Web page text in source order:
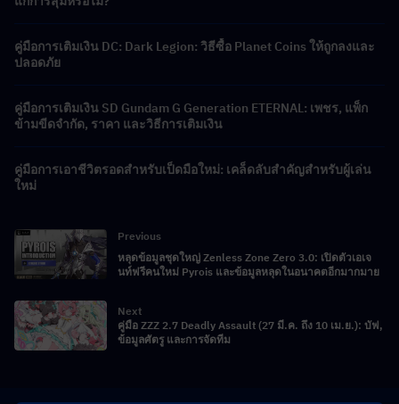
คู่มือการเติมเงิน DC: Dark Legion: วิธีซื้อ Planet Coins ให้ถูกลงและ
ปลอดภัย
คู่มือการเติมเงิน SD Gundam G Generation ETERNAL: เพชร, แพ็ก
ข้ามขีดจำกัด, ราคา และวิธีการเติมเงิน
คู่มือการเอาชีวิตรอดสำหรับเป็ดมือใหม่: เคล็ดลับสำคัญสำหรับผู้เล่น
ใหม่
Previous
หลุดข้อมูลชุดใหญ่ Zenless Zone Zero 3.0: เปิดตัวเอเจ
นท์ฟรีคนใหม่ Pyrois และข้อมูลหลุดในอนาคตอีกมากมาย
Next
คู่มือ ZZZ 2.7 Deadly Assault (27 มี.ค. ถึง 10 เม.ย.): บัฟ,
ข้อมูลศัตรู และการจัดทีม